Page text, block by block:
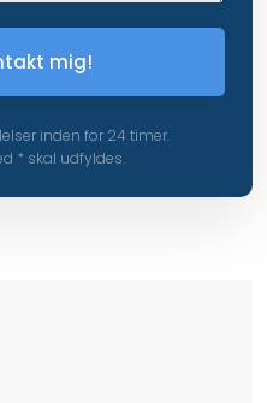
inden for 24 timer.
* skal udfyldes.​